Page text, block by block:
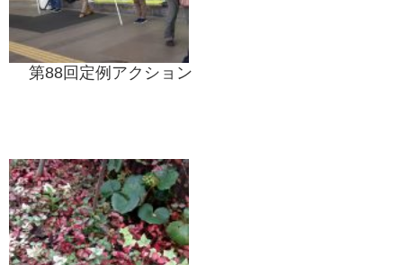
第88回定例アクション